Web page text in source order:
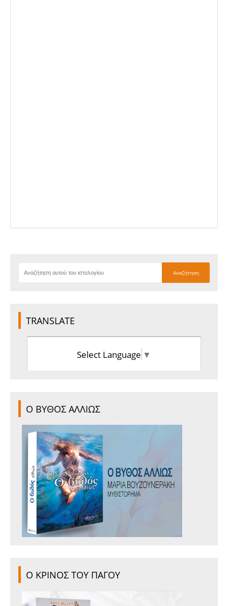
TRANSLATE
Select Language ▼
Ο ΒΥΘΟΣ ΑΛΛΙΩΣ
Ο ΚΡΙΝΟΣ ΤΟΥ ΠΑΓΟΥ